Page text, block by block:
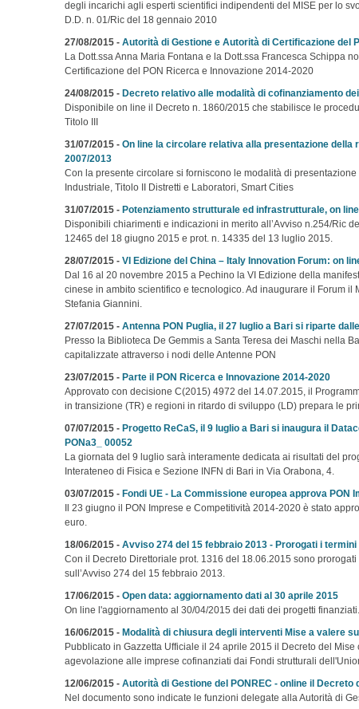
degli incarichi agli esperti scientifici indipendenti del MISE per lo
D.D. n. 01/Ric del 18 gennaio 2010
27/08/2015 - Autorità di Gestione e Autorità di Certificazione del
La Dott.ssa Anna Maria Fontana e la Dott.ssa Francesca Schippa
Certificazione del PON Ricerca e Innovazione 2014-2020
24/08/2015 - Decreto relativo alle modalità di cofinanziamento
Disponibile on line il Decreto n. 1860/2015 che stabilisce le
Titolo III
31/07/2015 - On line la circolare relativa alla presentazione della
2007/2013
Con la presente circolare si forniscono le modalità di
Industriale, Titolo II Distretti e Laboratori, Smart Cities
31/07/2015 - Potenziamento strutturale ed infrastrutturale, on
Disponibili chiarimenti e indicazioni in merito all’Avviso n.254/Ric
12465 del 18 giugno 2015 e prot. n. 14335 del 13 luglio 2015.
28/07/2015 - VI Edizione del China – Italy Innovation Forum: on
Dal 16 al 20 novembre 2015 a Pechino la VI Edizione della
cinese in ambito scientifico e tecnologico. Ad inaugurare il Forum il
Stefania Giannini.
27/07/2015 - Antenna PON Puglia, il 27 luglio a Bari si riparte
Presso la Biblioteca De Gemmis a Santa Teresa dei Maschi nella
capitalizzate attraverso i nodi delle Antenne PON
23/07/2015 - Parte il PON Ricerca e Innovazione 2014-2020
Approvato con decisione C(2015) 4972 del 14.07.2015, il
in transizione (TR) e regioni in ritardo di sviluppo (LD) prepara le
07/07/2015 - Progetto ReCaS, il 9 luglio a Bari si inaugura il
PONa3_ 00052
La giornata del 9 luglio sarà interamente dedicata ai risultati del
Interateneo di Fisica e Sezione INFN di Bari in Via Orabona, 4.
03/07/2015 - Fondi UE - La Commissione europea approva PON
Il 23 giugno il PON Imprese e Competitività 2014-2020 è stato
euro.
18/06/2015 - Avviso 274 del 15 febbraio 2013 - Prorogati i
Con il Decreto Direttoriale prot. 1316 del 18.06.2015 sono
sull’Avviso 274 del 15 febbraio 2013.
17/06/2015 - Open data: aggiornamento dati al 30 aprile 2015
On line l'aggiornamento al 30/04/2015 dei dati dei progetti finanziati.
16/06/2015 - Modalità di chiusura degli interventi Mise a valere
Pubblicato in Gazzetta Ufficiale il 24 aprile 2015 il Decreto del
agevolazione alle imprese cofinanziati dai Fondi strutturali
12/06/2015 - Autorità di Gestione del PONREC - online il Decreto
Nel documento sono indicate le funzioni delegate alla Autorità di